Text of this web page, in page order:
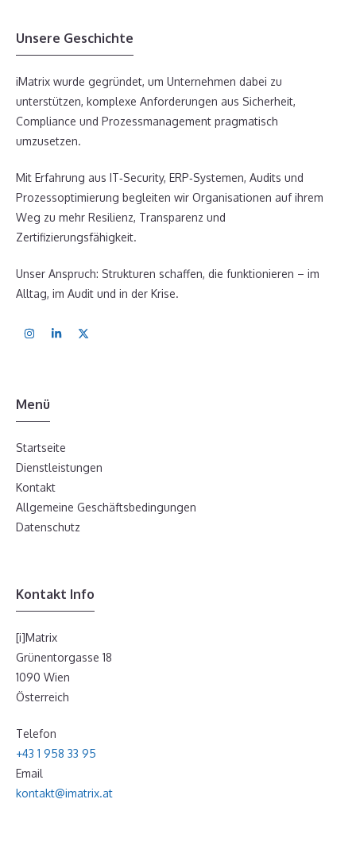
Unsere Geschichte
iMatrix wurde gegründet, um Unternehmen dabei zu
unterstützen, komplexe Anforderungen aus Sicherheit,
Compliance und Prozessmanagement pragmatisch
umzusetzen.
Mit Erfahrung aus IT‑Security, ERP‑Systemen, Audits und
Prozessoptimierung begleiten wir Organisationen auf ihrem
Weg zu mehr Resilienz, Transparenz und
Zertifizierungsfähigkeit.
Unser Anspruch: Strukturen schaffen, die funktionieren – im
Alltag, im Audit und in der Krise.
Menü
Startseite
Dienstleistungen
Kontakt
Allgemeine Geschäftsbedingungen
Datenschutz
Kontakt Info
[i]Matrix
Grünentorgasse 18
1090 Wien
Österreich
Telefon
+43 1 958 33 95
Email
kontakt@imatrix.at